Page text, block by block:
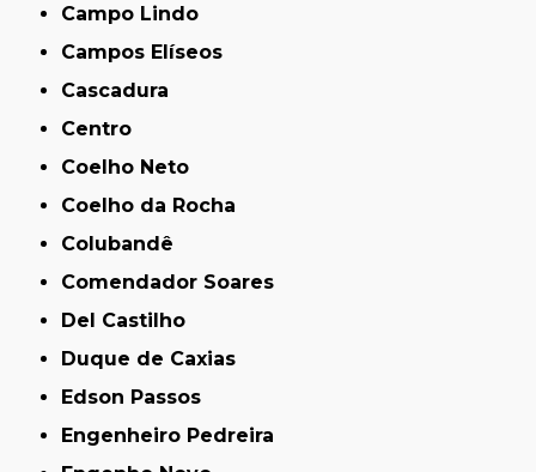
Campo Lindo
Campos Elíseos
Cascadura
Centro
Coelho Neto
Coelho da Rocha
Colubandê
Comendador Soares
Del Castilho
Duque de Caxias
Edson Passos
Engenheiro Pedreira